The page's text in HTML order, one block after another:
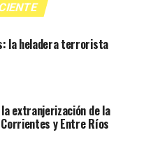
la heladera terrorista
extranjerización de la
y Entre Ríos